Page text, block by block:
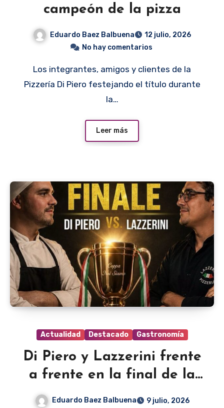
campeón de la pizza
Eduardo Baez Balbuena
12 julio, 2026
No hay comentarios
Los integrantes, amigos y clientes de la
Pizzería Di Piero festejando el título durante
la…
Leer más
Actualidad Destacado Gastronomía
Di Piero y Lazzerini frente
a frente en la final de la
Eduardo Baez Balbuena
9 julio, 2026